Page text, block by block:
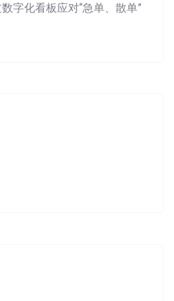
字化看板应对“急单、散单”